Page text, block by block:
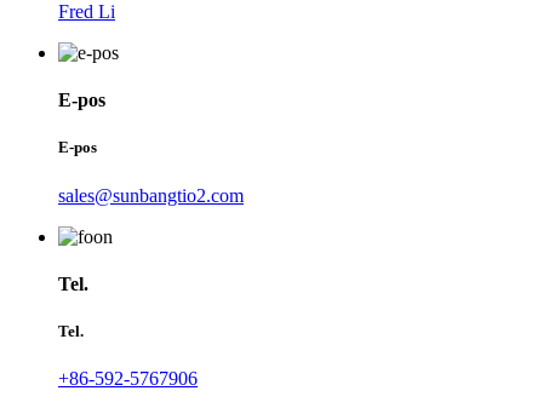
Fred Li
E-pos
E-pos
sales@sunbangtio2.com
Tel.
Tel.
+86-592-5767906